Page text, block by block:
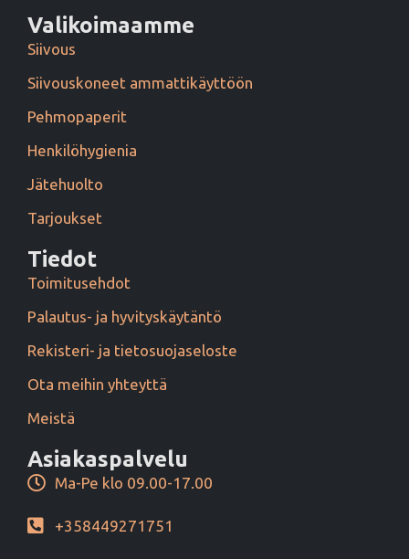
Valikoimaamme
Siivous
Siivouskoneet ammattikäyttöön
Pehmopaperit
Henkilöhygienia
Jätehuolto
Tarjoukset
Tiedot
Toimitusehdot
Palautus- ja hyvityskäytäntö
Rekisteri- ja tietosuojaseloste
Ota meihin yhteyttä
Meistä
Asiakaspalvelu
Ma-Pe klo 09.00-17.00
+358449271751